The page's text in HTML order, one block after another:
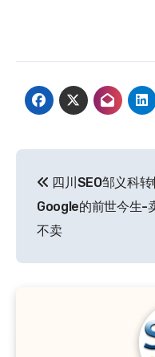
章
导
航
四川SEO邹义科转
Google的前世今生-
不卖